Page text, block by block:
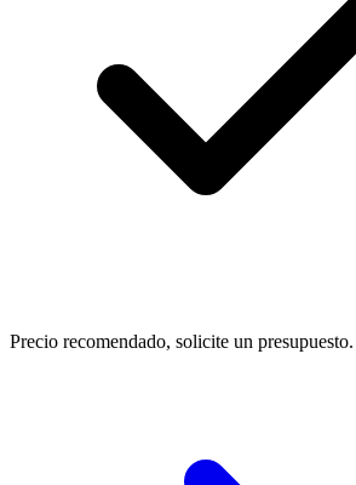
Precio recomendado, solicite un presupuesto.